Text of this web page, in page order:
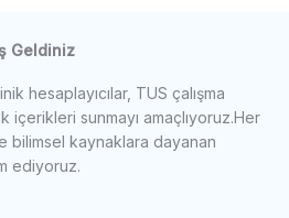
Geldiniz
hesaplayıcılar, TUS çalışma
içerikleri sunmayı amaçlıyoruz.Her
bilimsel kaynaklara dayanan
ediyoruz.